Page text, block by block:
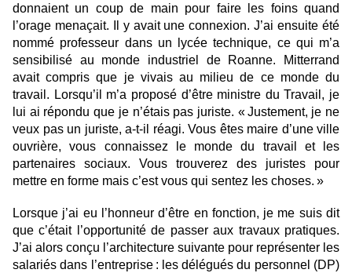
donnaient un coup de main pour faire les foins quand
l’orage menaçait. Il y avait une connexion. J’ai ensuite été
nommé professeur dans un lycée technique, ce qui m’a
sensibilisé au monde industriel de Roanne. Mitterrand
avait compris que je vivais au milieu de ce monde du
travail. Lorsqu’il m’a proposé d’être ministre du Travail, je
lui ai répondu que je n’étais pas juriste. « Justement, je ne
veux pas un juriste, a-t-il réagi. Vous êtes maire d’une ville
ouvrière, vous connaissez le monde du travail et les
partenaires sociaux. Vous trouverez des juristes pour
mettre en forme mais c’est vous qui sentez les choses. »
Lorsque j’ai eu l’honneur d’être en fonction, je me suis dit
que c’était l’opportunité de passer aux travaux pratiques.
J’ai alors conçu l’architecture suivante pour représenter les
salariés dans l’entreprise : les délégués du personnel (DP)